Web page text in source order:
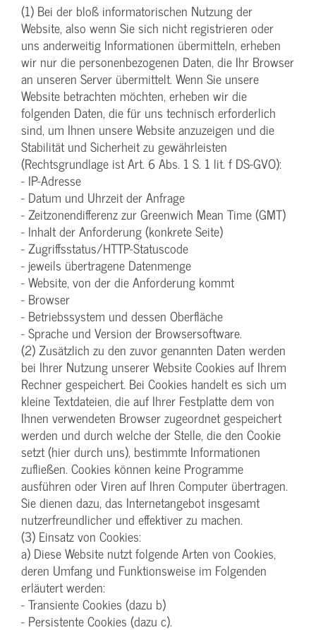
(1) Bei der bloß informatorischen Nutzung der
Website, also wenn Sie sich nicht registrieren oder
uns anderweitig Informationen übermitteln, erheben
wir nur die personenbezogenen Daten, die Ihr Browser
an unseren Server übermittelt. Wenn Sie unsere
Website betrachten möchten, erheben wir die
folgenden Daten, die für uns technisch erforderlich
sind, um Ihnen unsere Website anzuzeigen und die
Stabilität und Sicherheit zu gewährleisten
(Rechtsgrundlage ist Art. 6 Abs. 1 S. 1 lit. f DS-GVO):
- IP-Adresse
- Datum und Uhrzeit der Anfrage
- Zeitzonendifferenz zur Greenwich Mean Time (GMT)
- Inhalt der Anforderung (konkrete Seite)
- Zugriffsstatus/HTTP-Statuscode
- jeweils übertragene Datenmenge
- Website, von der die Anforderung kommt
- Browser
- Betriebssystem und dessen Oberfläche
- Sprache und Version der Browsersoftware.
(2) Zusätzlich zu den zuvor genannten Daten werden
bei Ihrer Nutzung unserer Website Cookies auf Ihrem
Rechner gespeichert. Bei Cookies handelt es sich um
kleine Textdateien, die auf Ihrer Festplatte dem von
Ihnen verwendeten Browser zugeordnet gespeichert
werden und durch welche der Stelle, die den Cookie
setzt (hier durch uns), bestimmte Informationen
zufließen. Cookies können keine Programme
ausführen oder Viren auf Ihren Computer übertragen.
Sie dienen dazu, das Internetangebot insgesamt
nutzerfreundlicher und effektiver zu machen.
(3) Einsatz von Cookies:
a) Diese Website nutzt folgende Arten von Cookies,
deren Umfang und Funktionsweise im Folgenden
erläutert werden:
- Transiente Cookies (dazu b)
- Persistente Cookies (dazu c).